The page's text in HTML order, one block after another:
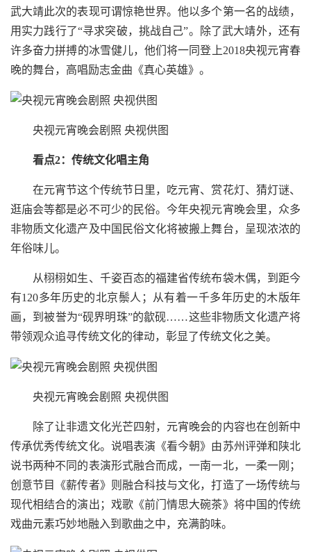
武大靖此次的表现可谓惊艳世界。他以多个第一名的战绩，
用实力践行了“寻求突破，挑战自己”。除了武大靖外，还有
许多奋力拼搏的冰雪健儿，他们将一同登上2018央视元宵春
晚的舞台，高唱励志金曲《真心英雄》。
央视元宵晚会剧照 央视供图
看点2：传统文化唱主角
在元宵节这个传统节日里，吃元宵、赏花灯、猜灯谜、
逛庙会等都是必不可少的民俗。今年央视元宵晚会里，众多
非物质文化遗产及中国民俗文化将被搬上舞台，呈现浓浓的
年俗味儿。
从栩栩如生、千姿百态的福建省传统布袋木偶，到距今
有120多年历史的北京鬃人；从有着一千多年历史的木版年
画，到被誉为“砚界明珠”的歙砚……这些非物质文化遗产将
带领观众追寻传统文化的律动，彰显了传统文化之美。
央视元宵晚会剧照 央视供图
除了让非遗文化光芒四射，元宵晚会的内容也在创新中
传承优秀传统文化。说唱表演《看今朝》由苏州评弹和陕北
说书两种不同的表演形式融合而成，一南一北，一柔一刚；
创意节目《薪传者》则融合科技与文化，打造了一场传统与
现代相结合的演出；戏歌《前门情思大碗茶》将中国的传统
戏曲元素巧妙地融入到歌曲之中，充满韵味。